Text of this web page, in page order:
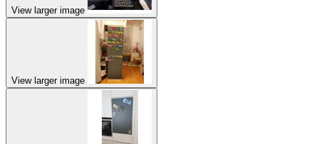
View larger image
View larger image